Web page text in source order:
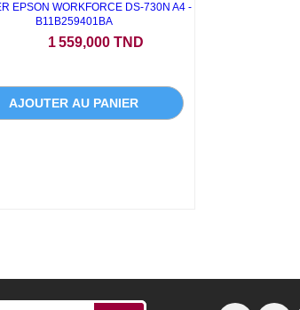
EPSON WORKFORCE DS-730N A4 -
B11B259401BA
1 559,000 TND
AJOUTER AU PANIER